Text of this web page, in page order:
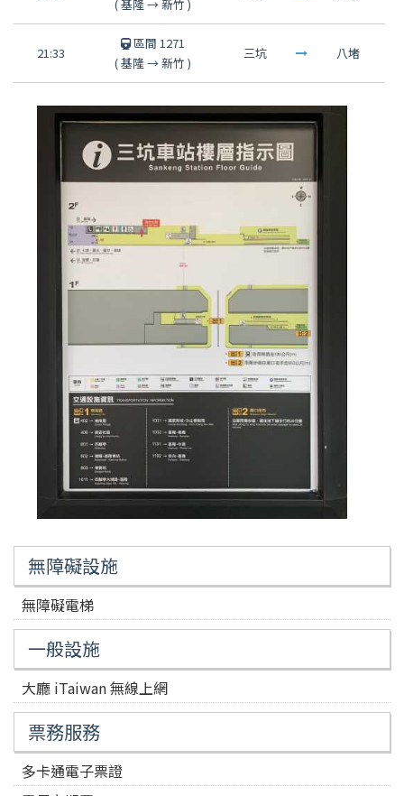
(基隆→新竹 )
21:33
區間 1271
(基隆→新竹 )
三坑 八堵
無障礙設施
無障礙電梯
一般設施
大廳 iTaiwan 無線上網
票務服務
多卡通電子票證